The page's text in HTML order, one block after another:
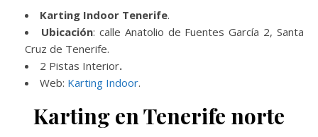
Karting Indoor Tenerife.
Ubicación: calle Anatolio de Fuentes García 2, Santa
Cruz de Tenerife.
2 Pistas Interior.
Web: Karting Indoor.
Karting en Tenerife norte